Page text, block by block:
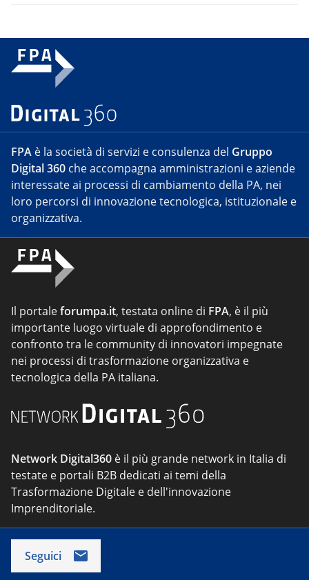
FPA è la società di servizi e consulenza del Gruppo
Digital 360 che accompagna amministrazioni e aziende
interessate ai processi di cambiamento della PA, nei
loro percorsi di innovazione tecnologica, istituzionale e
organizzativa.
Il portaleforumpa.it, testata online di FPA, è il più
importante luogo virtuale di approfondimento e
confronto tra le community di innovatori impegnate
nei processi di trasformazione organizzativa e
tecnologica della PA italiana.
Network Digital360 è il più grande network in Italia di
testate e portali B2B dedicati ai temi della
Trasformazione Digitale e dell'innovazione
Imprenditoriale.
Seguici